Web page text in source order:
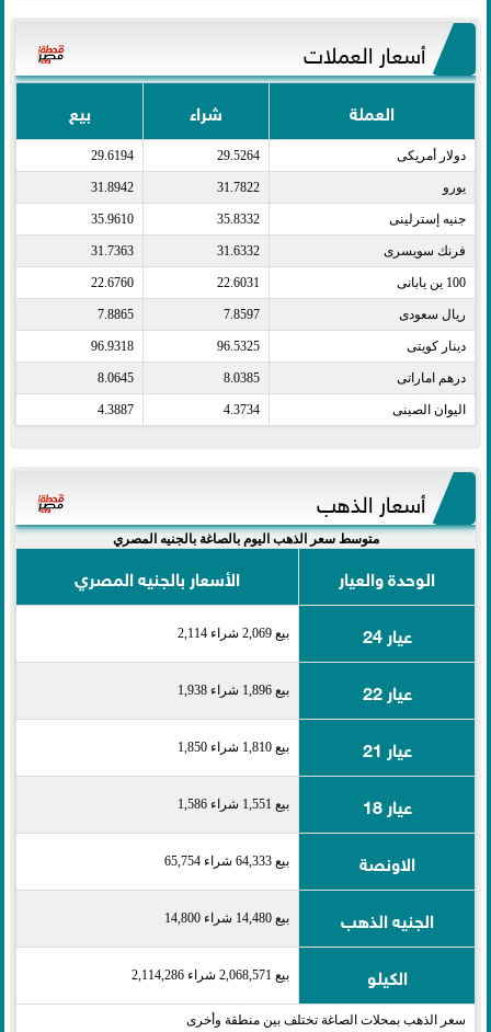
أسعار العملات
العملة شراء بيع
دولار أمريكى​ 29.5264
29.6194
يورو​ 31.7822
31.8942
جنيه إسترلينى​ 35.8332
35.9610
فرنك سويسرى​ 31.6332
31.7363
100 ين يابانى​ 22.6031
22.6760
ريال سعودى​ 7.8597
7.8865
دينار كويتى​ 96.5325
96.9318
درهم اماراتى​ 8.0385
8.0645
اليوان الصينى​ 4.3734
4.3887
أسعار الذهب
متوسط سعر الذهب اليوم بالصاغة بالجنيه المصري
الوحدة والعيار
الأسعار بالجنيه المصري
عيار 24
بيع 2,069 شراء 2,114
عيار 22 بيع 1,896 شراء 1,938
عيار 21 بيع 1,810 شراء 1,850
عيار 18 بيع 1,551 شراء 1,586
الاونصة بيع 64,333 شراء 65,754
الجنيه الذهب بيع 14,480 شراء 14,800
الكيلو بيع 2,068,571 شراء 2,114,286
سعر الذهب بمحلات الصاغة تختلف بين منطقة وأخرى